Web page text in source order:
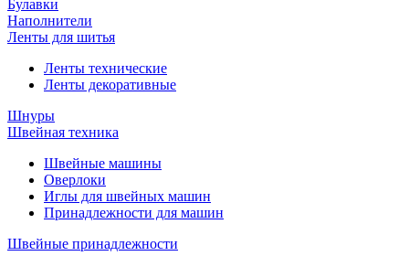
Булавки
Наполнители
Ленты для шитья
Ленты технические
Ленты декоративные
Шнуры
Швейная техника
Швейные машины
Оверлоки
Иглы для швейных машин
Принадлежности для машин
Швейные принадлежности